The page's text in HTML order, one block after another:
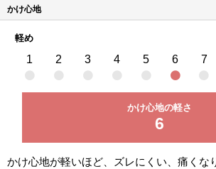
かけ心地
軽め
1 2 3 4 5 6 7
かけ心地の軽さ
6
かけ心地が軽いほど、ズレにくい、痛くな